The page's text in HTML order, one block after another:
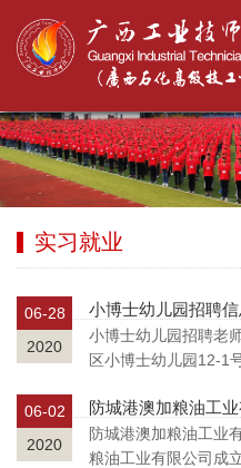
实习就业
06-28
2020
小博士幼儿园招聘信
小博士幼儿园招聘老
区小博士幼儿园12-1
箱
06-02
2020
防城港澳加粮油工
防城港澳加粮油工
粮油工业有限公司成